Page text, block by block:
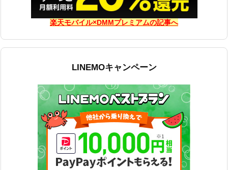
楽天モバイル×DMMプレミアムの記事へ
LINEMOキャンペーン